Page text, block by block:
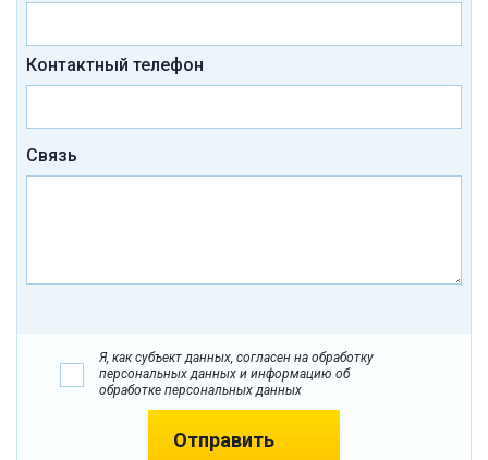
Контактный телефон
Связь
Я, как субъект данных, согласен на обработку
персональных данных и информацию об
обработке персональных данных